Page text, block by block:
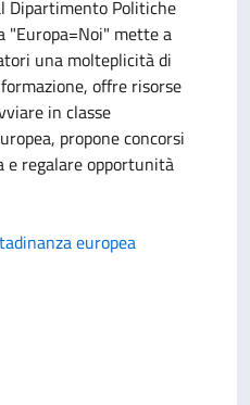
Dipartimento Politiche
"Europa=Noi" mette a
una molteplicità di
offre risorse
in classe
propone concorsi
e regalare opportunità
europea